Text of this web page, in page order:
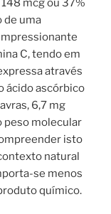
mcg ou 37%
de uma
C, tendo em
através
ácido ascórbico
6,7 mg
peso molecular
isto
natural
se menos
químico.